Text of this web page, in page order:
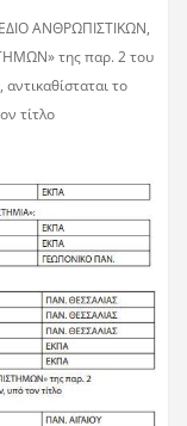
ΑΝΘΡΩΠΙΣΤΙΚΩΝ,
της παρ. 2 του
το
τίτλο